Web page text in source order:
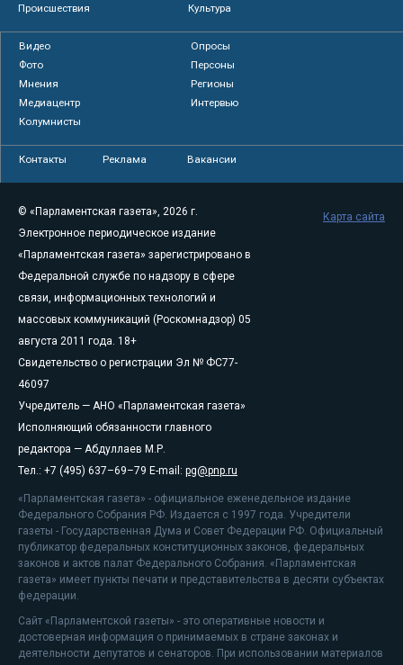
Происшествия
Культура
Видео
Опросы
Фото
Персоны
Мнения
Регионы
Медиацентр
Интервью
Колумнисты
Контакты Реклама Вакансии
© «Парламентская газета», 2026 г.
Электронное периодическое издание
«Парламентская газета» зарегистрировано в
Федеральной службе по надзору в сфере
связи, информационных технологий и
массовых коммуникаций (Роскомнадзор) 05
августа 2011 года. 18+
Свидетельство о регистрации Эл № ФС77-
46097
Учредитель — АНО «Парламентская газета»
Исполняющий обязанности главного
редактора — Абдуллаев М.Р.
Тел.: +7 (495) 637–69–79 E-mail: pg@pnp.ru
«Парламентская газета» - официальное еженедельное издание
Федерального Собрания РФ. Издается с 1997 года. Учредители
газеты - Государственная Дума и Совет Федерации РФ. Официальный
публикатор федеральных конституционных законов, федеральных
законов и актов палат Федерального Собрания. «Парламентская
газета» имеет пункты печати и представительства в десяти субъектах
федерации.
Сайт «Парламентской газеты» - это оперативные новости и
достоверная информация о принимаемых в стране законах и
деятельности депутатов и сенаторов. При использовании материалов
Карта сайта